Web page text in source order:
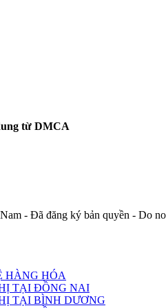
từ DMCA
- Đã đăng ký bản quyền - Do
HÀNG HÓA
TẠI ĐỒNG NAI
TẠI BÌNH DƯƠNG